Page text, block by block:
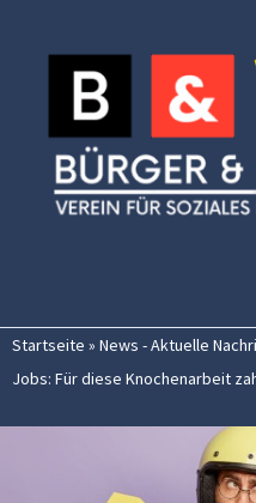
Inhalt
springen
Startseite » News - Aktuelle
Jobs: Für diese Knochenarbeit